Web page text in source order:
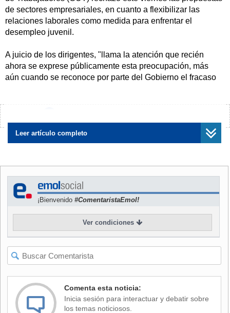
de sectores empresariales, en cuanto a flexibilizar las
relaciones laborales como medida para enfrentar el
desempleo juvenil.
A juicio de los dirigentes, "llama la atención que recién
ahora se exprese públicamente esta preocupación, más
aún cuando se reconoce por parte del Gobierno el fracaso
crear un salario mínimo distinto para los jóvenes, que
obviamente sería inferior, e incluso que a los menores de 24
años no se les pague imposiciones previsionales por
desempleo en el sector juvenil.
Lo anterior es rechazado tajantemente por la CUT,
multisindical que acusa además al ministro del Trabajo,
Ricardo Solari, de someterse a los dictados del Fondo
Monetario Internacional (FMI).
Leer artículo completo
¡Bienvenido #ComentaristaEmol!
Ver condiciones
Comenta esta noticia:
Inicia sesión para interactuar y debatir sobre
los temas noticiosos.